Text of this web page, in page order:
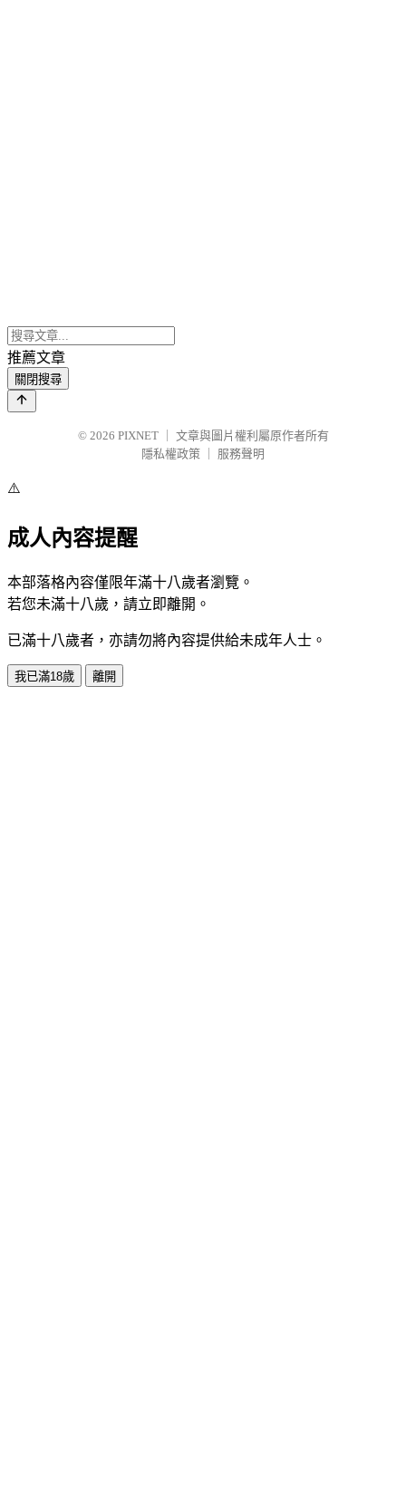
推薦文章
關閉搜尋
© 2026 PIXNET
文章與圖片權利屬原作者所有
隱私權政策
服務聲明
⚠️
成人內容提醒
本部落格內容僅限年滿十八歲者瀏覽。
若您未滿十八歲，請立即離開。
已滿十八歲者，亦請勿將內容提供給未成年人士。
我已滿18歲 離開